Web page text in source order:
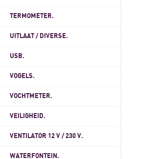
TERMOMETER.
UITLAAT / DIVERSE.
USB.
VOGELS.
VOCHTMETER.
VEILIGHEID.
VENTILATOR 12 V / 230 V.
WATERFONTEIN.